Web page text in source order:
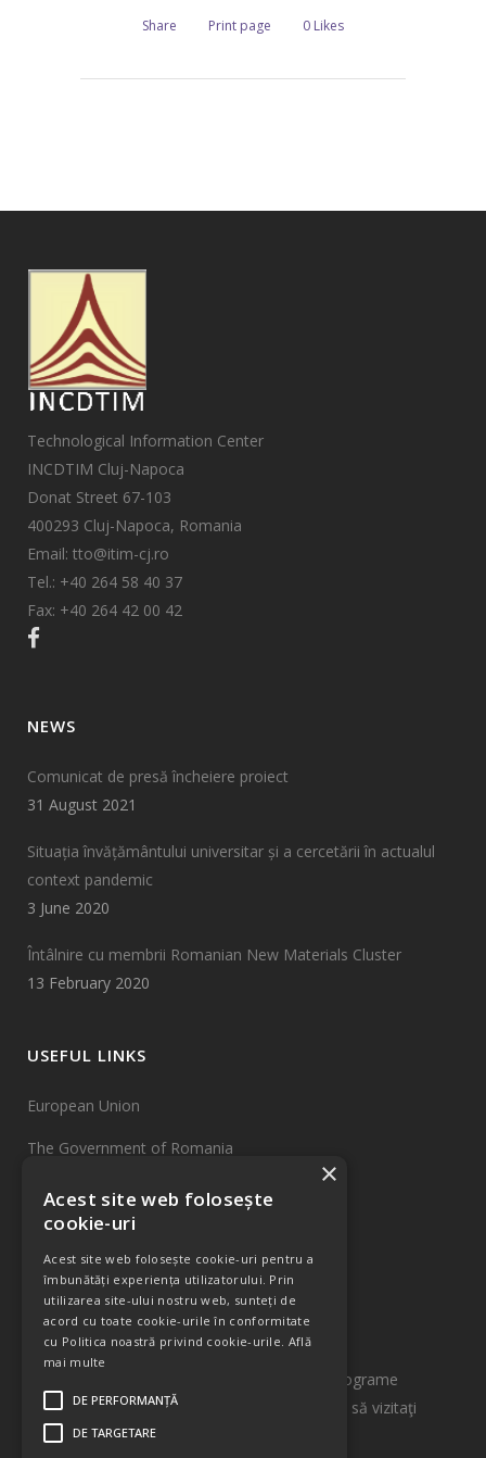
Share Print page 0 Likes
Technological Information Center
INCDTIM Cluj-Napoca
Donat Street 67-103
400293 Cluj-Napoca, Romania
Email: tto@itim-cj.ro
Tel.: +40 264 58 40 37
Fax: +40 264 42 00 42
NEWS
Comunicat de presă încheiere proiect
31 August 2021
Situația învățământului universitar și a cercetării în actualul
context pandemic
3 June 2020
Întâlnire cu membrii Romanian New Materials Cluster
13 February 2020
USEFUL LINKS
European Union
The Government of Romania
EU Funds
INCDTIM Cluj-Napoca
Sitemap
INFORMATIONS
Pentru informații detaliate despre celelalte programe
cofinanțate de Uniunea Europeană vă invităm să vizitaţi
www.fonduri-ue.ro
Acest site web folosește
cookie-uri
Acest site web folosește cookie-uri pentru a
îmbunătăți experiența utilizatorului. Prin
utilizarea site-ului nostru web, sunteți de
acord cu toate cookie-urile în conformitate
cu Politica noastră privind cookie-urile. Află
mai multe
DE PERFORMANȚĂ
DE TARGETARE
×